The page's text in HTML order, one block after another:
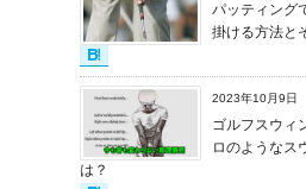
パッティング
掛ける方法と
2023年10月9日
ゴルフスウィ
ロのようなス
は？